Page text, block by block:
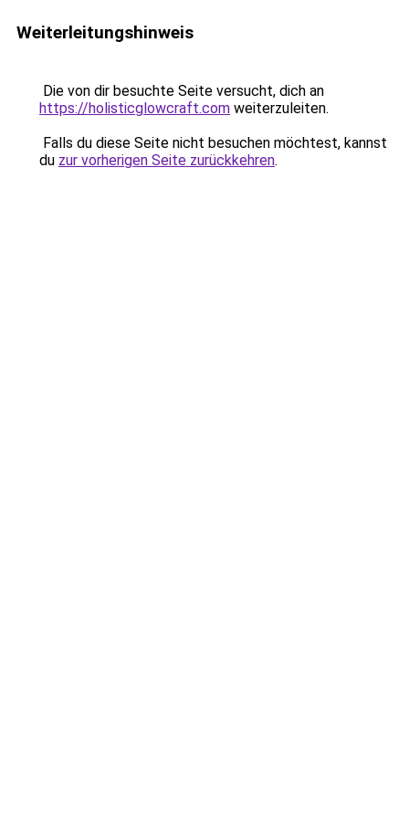
Weiterleitungshinweis
Die von dir besuchte Seite versucht, dich an
https://holisticglowcraft.com weiterzuleiten.
Falls du diese Seite nicht besuchen möchtest, kannst
du zur vorherigen Seite zurückkehren.